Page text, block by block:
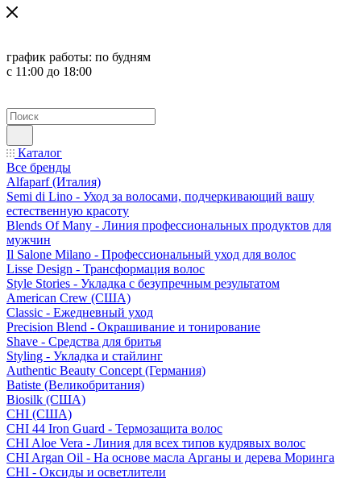
график работы: по будням
с 11:00 до 18:00
Каталог
Все бренды
Alfaparf (Италия)
Semi di Lino - Уход за волосами, подчеркивающий вашу
естественную красоту
Blends Of Many - Линия профессиональных продуктов для
мужчин
Il Salone Milano - Профессиональный уход для волос
Lisse Design - Трансформация волос
Style Stories - Укладка с безупречным результатом
American Crew (США)
Classic - Ежедневный уход
Precision Blend - Окрашивание и тонирование
Shave - Средства для бритья
Styling - Укладка и стайлинг
Authentic Beauty Concept (Германия)
Batiste (Великобритания)
Biosilk (США)
CHI (США)
CHI 44 Iron Guard - Термозащита волос
CHI Aloe Vera - Линия для всех типов кудрявых волос
CHI Argan Oil - На основе масла Арганы и дерева Моринга
CHI - Оксиды и осветлители